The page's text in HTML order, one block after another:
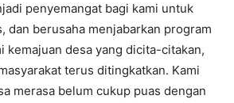
penyemangat bagi kami untuk
dan berusaha menjabarkan program
kemajuan desa yang dicita-citakan,
terus ditingkatkan. Kami
merasa belum cukup puas dengan